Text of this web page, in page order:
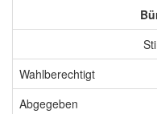
Wahlberechtigt
Abgegeben